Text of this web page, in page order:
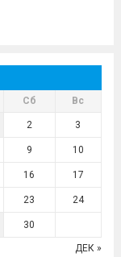
Сб Вс
2 3
9 10
16 17
23 24
30
ДЕК »